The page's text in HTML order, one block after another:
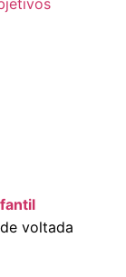
voltada